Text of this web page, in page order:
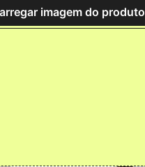
imagem do produto